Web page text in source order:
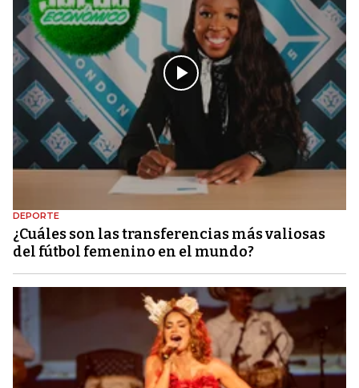
DEPORTE
¿Cuáles son las transferencias más valiosas
del fútbol femenino en el mundo?